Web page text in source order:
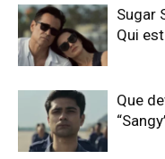
Sugar
Qui
Que